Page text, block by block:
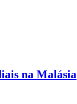
na Malásia